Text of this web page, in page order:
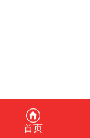
首页